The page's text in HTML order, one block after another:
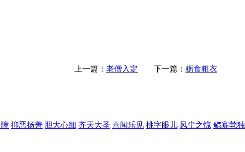
上一篇： 老僧入定 下一篇： 粝食粗衣
抑恶扬善 胆大心细 齐天大圣 喜闻乐见 挑字眼儿 风尘之惊 鳏寡茕独